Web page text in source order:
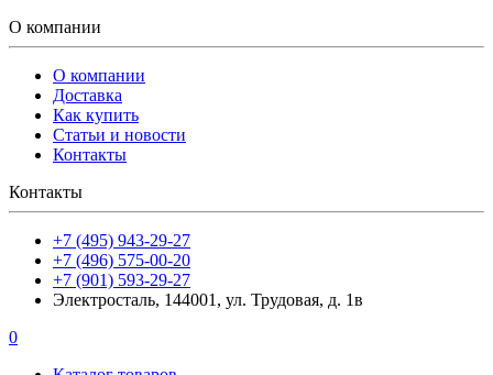
О компании
О компании
Доставка
Как купить
Статьи и новости
Контакты
Контакты
+7 (495) 943-29-27
+7 (496) 575-00-20
+7 (901) 593-29-27
Электросталь, 144001, ул. Трудовая, д. 1в
0